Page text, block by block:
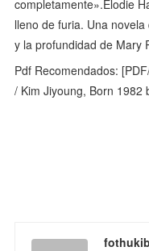
completamente».Elodie
lleno de furia. Una
y la profundidad de Mary
Pdf Recomendados:
/ Kim Jiyoung, Born